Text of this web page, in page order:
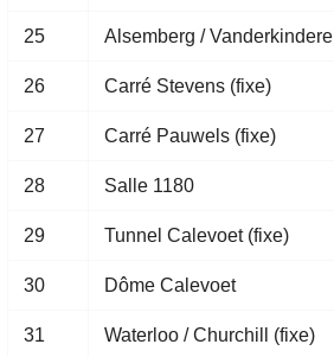
25 Alsemberg / Vanderkindere
26 Carré Stevens (fixe)
27 Carré Pauwels (fixe)
28 Salle 1180
29 Tunnel Calevoet (fixe)
30 Dôme Calevoet
31 Waterloo / Churchill (fixe)